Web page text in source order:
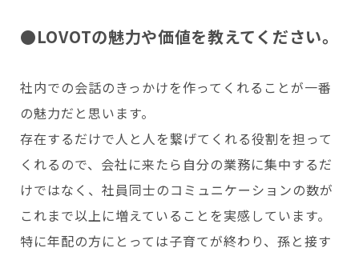
●LOVOTの魅力や価値を教えてください。
社内での会話のきっかけを作ってくれることが一番
の魅力だと思います。
存在するだけで人と人を繋げてくれる役割を担って
くれるので、会社に来たら自分の業務に集中するだ
けではなく、社員同士のコミュニケーションの数が
これまで以上に増えていることを実感しています。
特に年配の方にとっては子育てが終わり、孫と接す